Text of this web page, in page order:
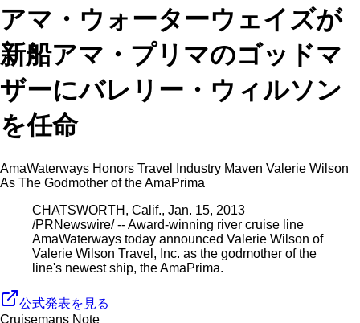
アマ・ウォーターウェイズが
新船アマ・プリマのゴッドマ
ザーにバレリー・ウィルソン
を任命
AmaWaterways Honors Travel Industry Maven Valerie Wilson
As The Godmother of the AmaPrima
CHATSWORTH, Calif., Jan. 15, 2013
/PRNewswire/ -- Award-winning river cruise line
AmaWaterways today announced Valerie Wilson of
Valerie Wilson Travel, Inc. as the godmother of the
line's newest ship, the AmaPrima.
公式発表を見る
Cruisemans Note